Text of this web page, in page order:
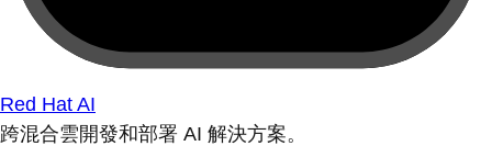
Red Hat AI
跨混合雲開發和部署 AI 解決方案。